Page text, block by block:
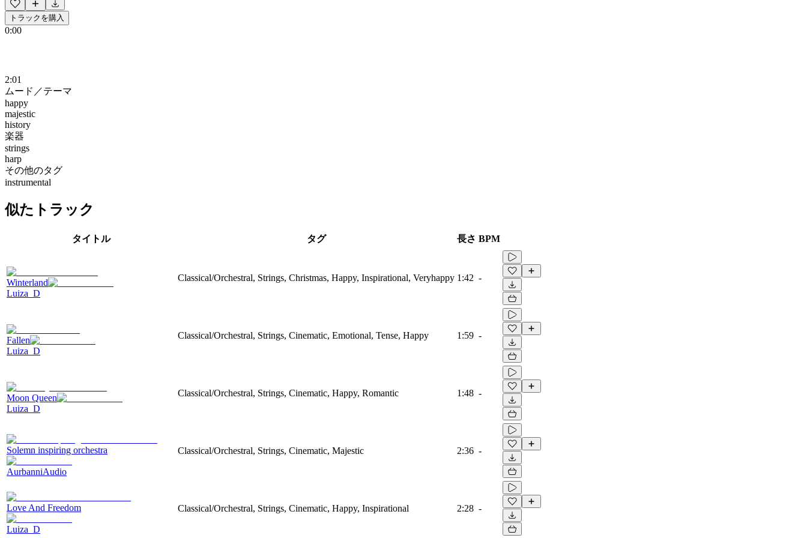
トラックを購入
0:00
2:01
ムード／テーマ
happy
majestic
history
楽器
strings
harp
その他のタグ
instrumental
似たトラック
タイトル タグ 長さ BPM
Winterland
Luiza_D
Classical/Orchestral, Strings, Christmas, Happy, Inspirational, Veryhappy 1:42 -
Fallen
Luiza_D
Classical/Orchestral, Strings, Cinematic, Emotional, Tense, Happy 1:59 -
Moon Queen
Luiza_D
Classical/Orchestral, Strings, Cinematic, Happy, Romantic 1:48 -
Solemn inspiring orchestra
AurbanniAudio
Classical/Orchestral, Strings, Cinematic, Majestic 2:36 -
Love And Freedom
Luiza_D
Classical/Orchestral, Strings, Cinematic, Happy, Inspirational 2:28 -